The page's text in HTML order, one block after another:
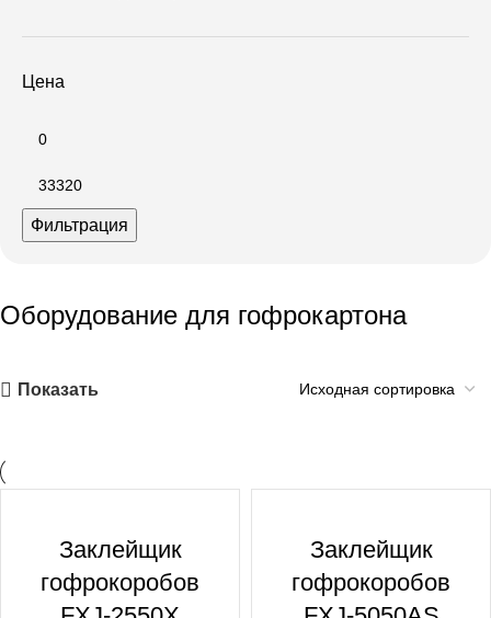
Цена
Фильтрация
Оборудование для гофрокартона
Показать
Заклейщик
гофрокоробов
Заклейщик
гофрокоробов